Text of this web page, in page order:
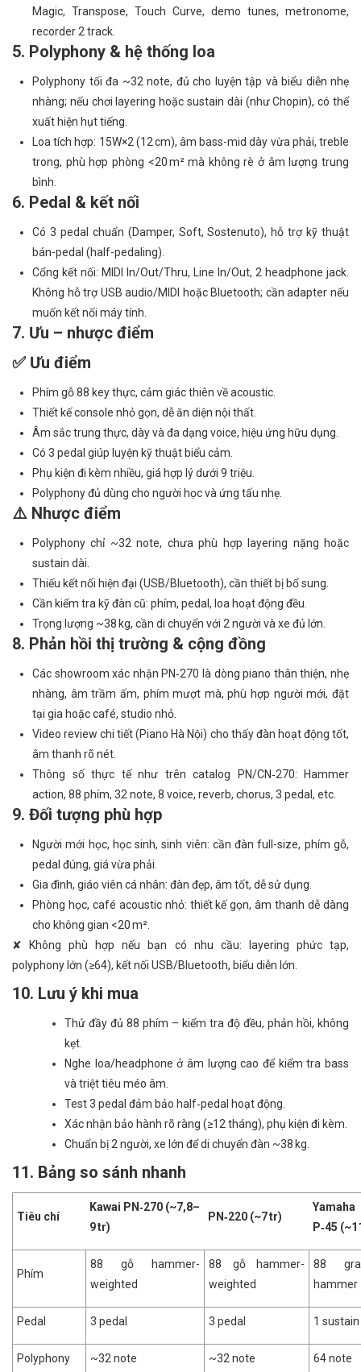
Magic, Transpose, Touch Curve, demo tunes, metronome,
recorder 2 track.
5. Polyphony & hệ thống loa
Polyphony tối đa ~32 note, đủ cho luyện tập và biểu diễn nhẹ
nhàng; nếu chơi layering hoặc sustain dài (như Chopin), có thể
xuất hiện hụt tiếng.
Loa tích hợp: 15W×2 (12 cm), âm bass-mid dày vừa phải, treble
trong, phù hợp phòng <20 m² mà không rè ở âm lượng trung
bình.
6. Pedal & kết nối
Có 3 pedal chuẩn (Damper, Soft, Sostenuto), hỗ trợ kỹ thuật
bán-pedal (half-pedaling).
Cổng kết nối: MIDI In/Out/Thru, Line In/Out, 2 headphone jack.
Không hỗ trợ USB audio/MIDI hoặc Bluetooth; cần adapter nếu
muốn kết nối máy tính.
7. Ưu – nhược điểm
✅ Ưu điểm
Phím gỗ 88 key thực, cảm giác thiên về acoustic.
Thiết kế console nhỏ gọn, dễ ăn diện nội thất.
Âm sắc trung thực, dày và đa dạng voice, hiệu ứng hữu dụng.
Có 3 pedal giúp luyện kỹ thuật biểu cảm.
Phụ kiện đi kèm nhiều, giá hợp lý dưới 9 triệu.
Polyphony đủ dùng cho người học và ứng tấu nhẹ.
⚠️ Nhược điểm
Polyphony chỉ ~32 note, chưa phù hợp layering nặng hoặc
sustain dài.
Thiếu kết nối hiện đại (USB/Bluetooth), cần thiết bị bổ sung.
Cần kiểm tra kỹ đàn cũ: phím, pedal, loa hoạt động đều.
Trọng lượng ~38 kg, cần di chuyển với 2 người và xe đủ lớn.
8. Phản hồi thị trường & cộng đồng
Các showroom xác nhận PN‑270 là dòng piano thân thiện, nhẹ
nhàng, âm trầm ấm, phím mượt mà, phù hợp người mới, đặt
tại gia hoặc café, studio nhỏ.
Video review chi tiết (Piano Hà Nội) cho thấy đàn hoạt động tốt,
âm thanh rõ nét.
Thông số thực tế như trên catalog PN/CN‑270: Hammer
action, 88 phím, 32 note, 8 voice, reverb, chorus, 3 pedal, etc.
9. Đối tượng phù hợp
Người mới học, học sinh, sinh viên: cần đàn full-size, phím gỗ,
pedal đúng, giá vừa phải.
Gia đình, giáo viên cá nhân: đàn đẹp, âm tốt, dễ sử dụng.
Phòng học, café acoustic nhỏ: thiết kế gọn, âm thanh dễ dàng
cho không gian <20 m².
✘ Không phù hợp nếu bạn có nhu cầu: layering phức tạp,
polyphony lớn (≥64), kết nối USB/Bluetooth, biểu diễn lớn.
10. Lưu ý khi mua
Thử đầy đủ 88 phím – kiểm tra độ đều, phản hồi, không
kẹt.
Nghe loa/headphone ở âm lượng cao để kiểm tra bass
và triệt tiêu méo âm.
Test 3 pedal đảm bảo half‑pedal hoạt động.
Xác nhận bảo hành rõ ràng (≥12 tháng), phụ kiện đi kèm.
Chuẩn bị 2 người, xe lớn để di chuyển đàn ~38 kg.
11. Bảng so sánh nhanh
Tiêu chí
Kawai PN‑270 (~7,8–
9 tr)
PN‑220 (~7 tr)
Yamaha
P‑45
Phím
88 gỗ hammer-
weighted
88 gỗ hammer-
weighted
88
hammer
Pedal 3 pedal 3 pedal 1 sustain
Polyphony ~32 note ~32 note 64 note